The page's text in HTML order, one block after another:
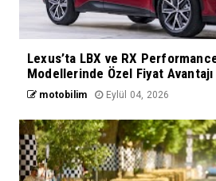
Lexus’ta LBX ve RX
Modellerinde Özel Fiyat Avantajı
motobilim Eylül 04, 2026